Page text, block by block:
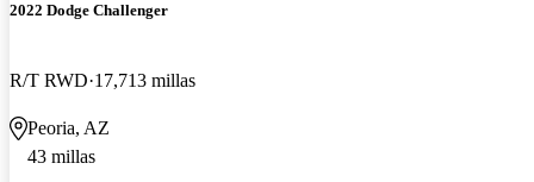
2022 Dodge Challenger
R/T RWD 17,713 millas
Peoria, AZ
43 millas